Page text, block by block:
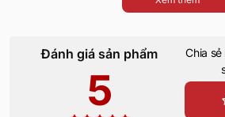
Đánh giá sản phẩm
5
Chia